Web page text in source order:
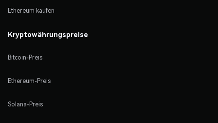
Ethereum kaufen
Kryptowährungspreise
Bitcoin-Preis
Ethereum-Preis
Solana-Preis